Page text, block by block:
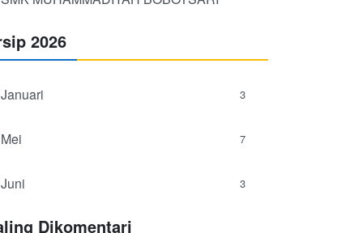
2026
Januari 3
Mei 7
Juni 3
Dikomentari